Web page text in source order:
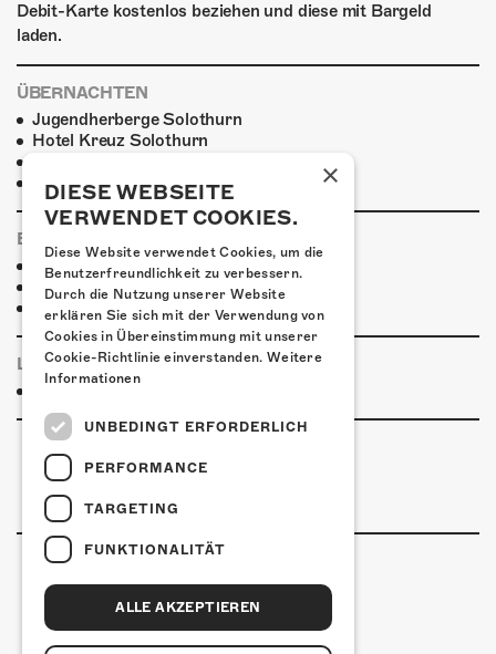
Debit-Karte kostenlos beziehen und diese mit Bargeld
laden.
ÜBERNACHTEN
Jugendherberge Solothurn
Hotel Kreuz Solothurn
Weitere Unterkünfte
ESSENSTIPPS
Pier 11
Restaurant Kreuz
Pittaria
LINKS & PARTNER
Kulturfabrik Kofmehl
Kofmehlweg 1
×
DIESE WEBSEITE
VERWENDET COOKIES.
Diese Website verwendet Cookies, um die
Benutzerfreundlichkeit zu verbessern.
Durch die Nutzung unserer Website
erklären Sie sich mit der Verwendung von
Cookies in Übereinstimmung mit unserer
Cookie-Richtlinie einverstanden. Weitere
Informationen
UNBEDINGT ERFORDERLICH
PERFORMANCE
TARGETING
FUNKTIONALITÄT
ALLE AKZEPTIEREN